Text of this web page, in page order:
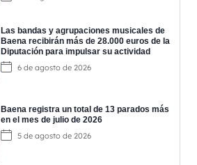
Las bandas y agrupaciones musicales de
Baena recibirán más de 28.000 euros de la
Diputación para impulsar su actividad
6 de agosto de 2026
Baena registra un total de 13 parados más
en el mes de julio de 2026
5 de agosto de 2026